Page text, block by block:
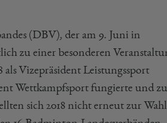
(DBV), der am 9. Juni in
zu einer besonderen
Vizepräsident Leistungssport
Wettkampfsport fungierte und
sich 2018 nicht erneut zur